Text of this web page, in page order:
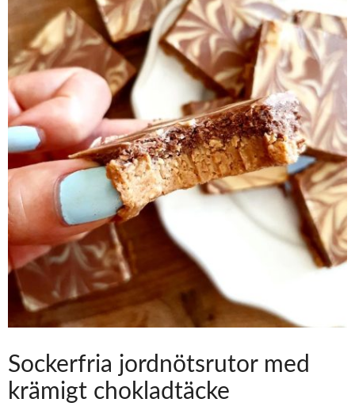
Sockerfria jordnötsrutor med
krämigt chokladtäcke